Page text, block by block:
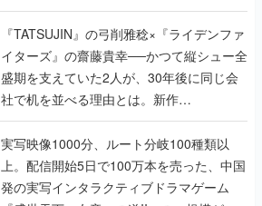
盛期を支えていた2人が、30年後に同じ会
社で机を並べる理由とは。新作
『TATSUJIN EXTREME』で初タッグを組
んだレジェンド2人に訊く開発秘話
実写映像1000分、ルート分岐100種類以
上。配信開始5日で100万本を売った、中国
発の実写インタラクティブドラマゲーム
『盛世天下：女帝への道II』の、規模が違
うこだわりをプロデューサーに聞いた
半年でアプリストアをオープン？ スマホア